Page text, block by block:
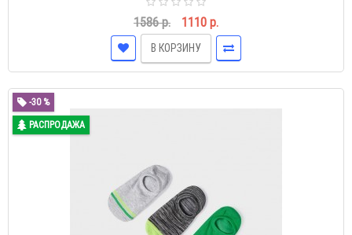
1586 р. 1110 р.
В КОРЗИНУ
-30 %
РАСПРОДАЖА